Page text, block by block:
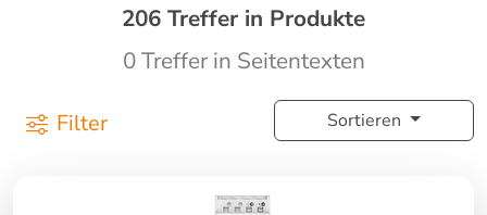
206 Treffer in Produkte
0 Treffer in Seitentexten
Filter Sortieren